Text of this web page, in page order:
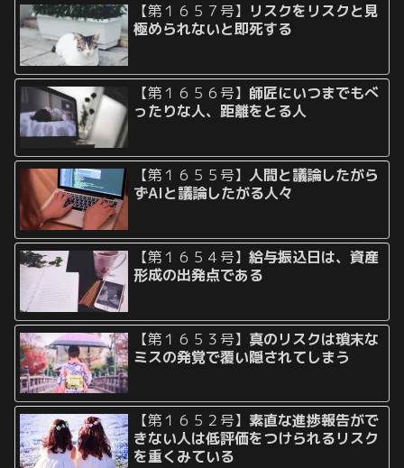
【第１６５７号】 リスクをリスクと見
極められないと即死する
【第１６５６号】 師匠にいつまでもべ
ったりな人、距離をとる人
【第１６５５号】人間と議論したがら
ずAIと議論したがる人々
【第１６５４号】給与振込日は、資産
形成の出発点である
【第１６５３号】 真のリスクは瑣末な
ミスの発覚で覆い隠されてしまう
【第１６５２号】素直な進捗報告がで
きない人は低評価をつけられるリスク
を重くみている